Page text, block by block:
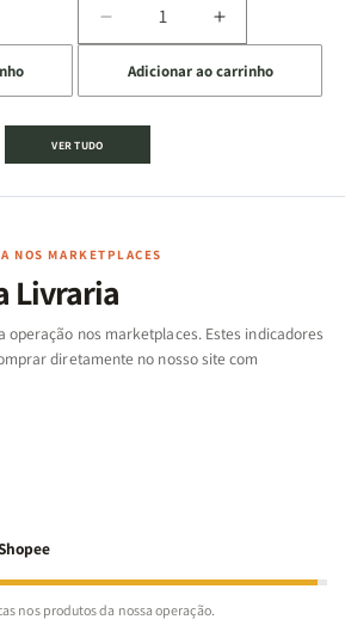
Diminuir
a
quantidade
de
Jogo
|
de
Aumentar
a
quantidade
de
|
Adicionar ao carrinho
VER TUDO
NOS MARKETPLACES
Livraria
operação nos marketplaces. Estes indicadores
diretamente no nosso site com
nos produtos da nossa operação.